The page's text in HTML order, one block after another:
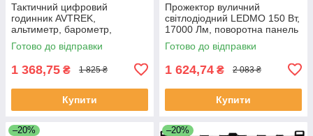
Тактичний цифровий
годинник AVTREK,
альтиметр, барометр,
компас, крокомір, водозахист
50 м, нейлоновий ремінець
Готово до відправки
1 368,75 ₴ 1 825 ₴
Купити
Прожектор вуличний
світлодіодний LEDMO 150 Вт,
17000 Лм, поворотна панель
360°, IP65 ( 3000K )
Готово до відправки
1 624,74 ₴ 2 083 ₴
Купити
–20% –20%